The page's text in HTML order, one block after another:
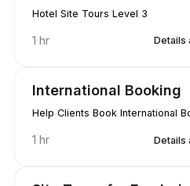
Hotel Site Tours Level 3
1 hr Details
International Booking
Help Clients Book International
1 hr Details